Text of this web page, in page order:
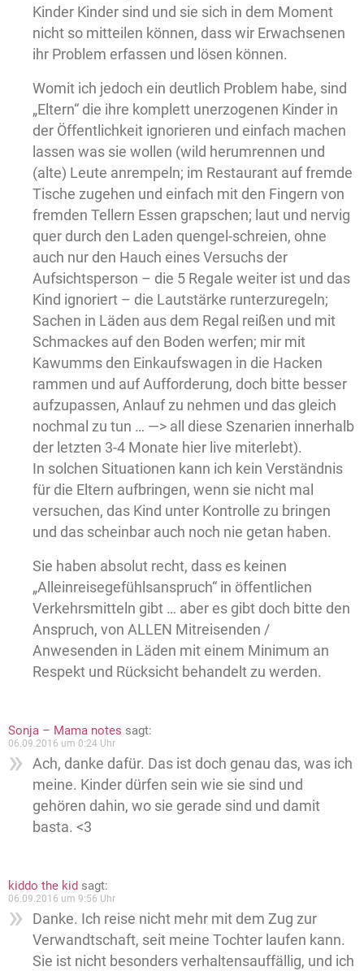
Kinder Kinder sind und sie sich in dem Moment
nicht so mitteilen können, dass wir Erwachsenen
ihr Problem erfassen und lösen können.
Womit ich jedoch ein deutlich Problem habe, sind
„Eltern“ die ihre komplett unerzogenen Kinder in
der Öffentlichkeit ignorieren und einfach machen
lassen was sie wollen (wild herumrennen und
(alte) Leute anrempeln; im Restaurant auf fremde
Tische zugehen und einfach mit den Fingern von
fremden Tellern Essen grapschen; laut und nervig
quer durch den Laden quengel-schreien, ohne
auch nur den Hauch eines Versuchs der
Aufsichtsperson – die 5 Regale weiter ist und das
Kind ignoriert – die Lautstärke runterzuregeln;
Sachen in Läden aus dem Regal reißen und mit
Schmackes auf den Boden werfen; mir mit
Kawumms den Einkaufswagen in die Hacken
rammen und auf Aufforderung, doch bitte besser
aufzupassen, Anlauf zu nehmen und das gleich
nochmal zu tun … —> all diese Szenarien innerhalb
der letzten 3-4 Monate hier live miterlebt).
In solchen Situationen kann ich kein Verständnis
für die Eltern aufbringen, wenn sie nicht mal
versuchen, das Kind unter Kontrolle zu bringen
und das scheinbar auch noch nie getan haben.
Sie haben absolut recht, dass es keinen
„Alleinreisegefühlsanspruch“ in öffentlichen
Verkehrsmitteln gibt … aber es gibt doch bitte den
Anspruch, von ALLEN Mitreisenden /
Anwesenden in Läden mit einem Minimum an
Respekt und Rücksicht behandelt zu werden.
Sonja – Mama notes sagt:
06.09.2016 um 0:24 Uhr
Ach, danke dafür. Das ist doch genau das, was ich
meine. Kinder dürfen sein wie sie sind und
gehören dahin, wo sie gerade sind und damit
basta. <3
kiddo the kid sagt:
06.09.2016 um 9:56 Uhr
Danke. Ich reise nicht mehr mit dem Zug zur
Verwandtschaft, seit meine Tochter laufen kann.
Sie ist nicht besonders verhaltensauffällig, und ich